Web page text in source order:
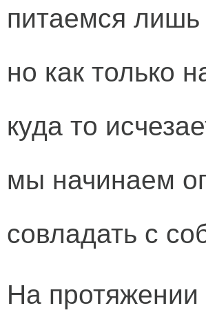
питаемся лишь
но как только
куда то
мы начинаем
совладать с
На